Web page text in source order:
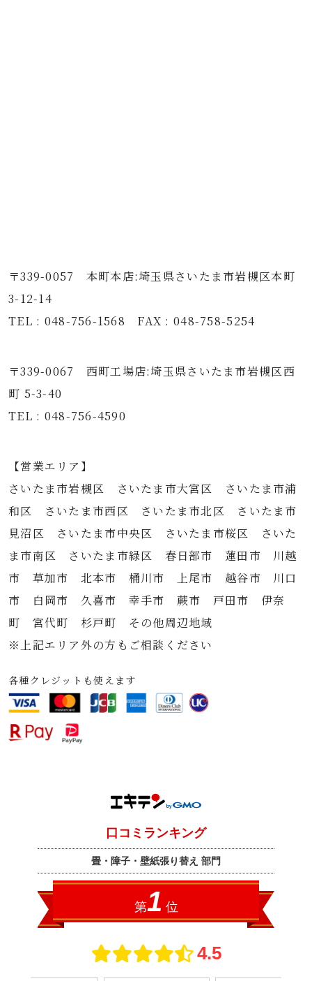
〒339-0057 本町本店:埼玉県さいたま市岩槻区本町
3-12-14
TEL : 048-756-1568 FAX : 048-758-5254
〒339-0067 西町工場店:埼玉県さいたま市岩槻区西
町 5-3-40
TEL : 048-756-4590
【営業エリア】
さいたま市岩槻区 さいたま市大宮区 さいたま市浦
和区 さいたま市西区 さいたま市北区 さいたま市
見沼区 さいたま市中央区 さいたま市桜区 さいた
ま市南区 さいたま市緑区 春日部市 蓮田市 川越
市 草加市 北本市 桶川市 上尾市 越谷市 川口
市 白岡市 久喜市 幸手市 蕨市 戸田市 伊奈
町 宮代町 杉戸町 その他周辺地域
※上記エリア外の方もご相談ください
各種クレジットも使えます